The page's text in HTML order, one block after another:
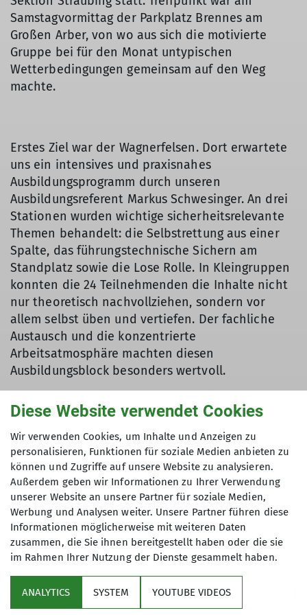
Samstagvormittag der Parkplatz Brennes am
Großen Arber, von wo aus sich die motivierte
Gruppe bei für den Monat untypischen
Wetterbedingungen gemeinsam auf den Weg
machte.
Erstes Ziel war der Wagnerfelsen. Dort erwartete
uns ein intensives und praxisnahes
Ausbildungsprogramm durch unseren
Ausbildungsreferent Markus Schwesinger. An drei
Stationen wurden wichtige sicherheitsrelevante
Themen behandelt: die Selbstrettung aus einer
Spalte, das führungstechnische Sichern am
Standplatz sowie die Lose Rolle. In Kleingruppen
konnten die 24 Teilnehmenden die Inhalte nicht
nur theoretisch nachvollziehen, sondern vor
allem selbst üben und vertiefen. Der fachliche
Austausch und die konzentrierte
Arbeitsatmosphäre machten diesen
Ausbildungsblock besonders wertvoll.
gemeinsam im Gasthaus Woodpecker ein, bevor
es am späten Nachmittag zum Aufstieg zur
Zwieseler Hütte ging. Die Selbstversorgerhütte
liegt direkt unterhalb des Arbergipfels auf 1.456
Metern Höhe und bot die perfekte Kulisse für den
weiteren Verlauf des Wochenendes.
Am Abend hielt Dr. Silke Förch einen äußerst
informativen Vortrag über bergrelevante Unfall-
und Verletzungsszenarien, mit besonderem Fokus
auf Winter- und Kälteeinwirkungen. Ihre
medizinische Expertise und praxisnahen Beispiele
Diese Website verwendet Cookies
Wir verwenden Cookies, um Inhalte und Anzeigen zu
personalisieren, Funktionen für soziale Medien anbieten zu
können und Zugriffe auf unsere Website zu analysieren.
Außerdem geben wir Informationen zu Ihrer Verwendung
unserer Website an unsere Partner für soziale Medien,
Werbung und Analysen weiter. Unsere Partner führen diese
Informationen möglicherweise mit weiteren Daten
zusammen, die Sie ihnen bereitgestellt haben oder die sie
im Rahmen Ihrer Nutzung der Dienste gesammelt haben.
ANALYTICS SYSTEM YOUTUBE VIDEOS